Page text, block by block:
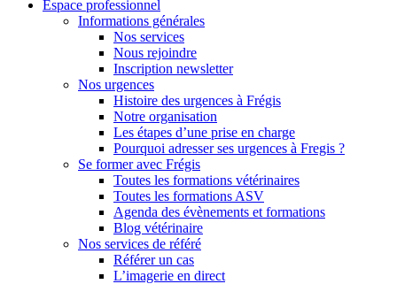
Espace professionnel
Informations générales
Nos services
Nous rejoindre
Inscription newsletter
Nos urgences
Histoire des urgences à Frégis
Notre organisation
Les étapes d’une prise en charge
Pourquoi adresser ses urgences à Fregis ?
Se former avec Frégis
Toutes les formations vétérinaires
Toutes les formations ASV
Agenda des évènements et formations
Blog vétérinaire
Nos services de référé
Référer un cas
L’imagerie en direct